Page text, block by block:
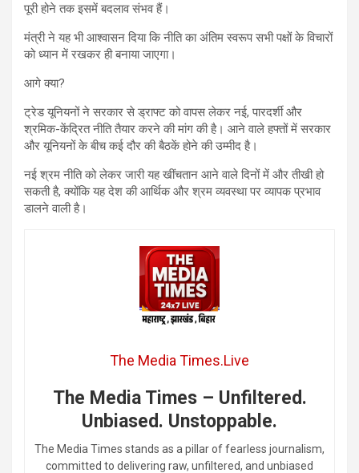
पूरी होने तक इसमें बदलाव संभव हैं।
मंत्री ने यह भी आश्वासन दिया कि नीति का अंतिम स्वरूप सभी पक्षों के विचारों
को ध्यान में रखकर ही बनाया जाएगा।
आगे क्या?
ट्रेड यूनियनों ने सरकार से ड्राफ्ट को वापस लेकर नई, पारदर्शी और
श्रमिक-केंद्रित नीति तैयार करने की मांग की है। आने वाले हफ्तों में सरकार
और यूनियनों के बीच कई दौर की बैठकें होने की उम्मीद है।
नई श्रम नीति को लेकर जारी यह खींचतान आने वाले दिनों में और तीखी हो
सकती है, क्योंकि यह देश की आर्थिक और श्रम व्यवस्था पर व्यापक प्रभाव
डालने वाली है।
The Media Times.Live
The Media Times – Unfiltered.
Unbiased. Unstoppable.
The Media Times stands as a pillar of fearless journalism,
committed to delivering raw, unfiltered, and unbiased